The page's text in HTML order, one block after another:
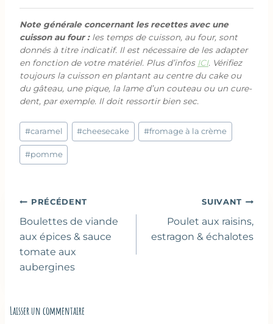
Note générale concernant les recettes avec une
cuisson au four :les temps de cuisson, au four, sont
donnés à titre indicatif. Il est nécessaire de les adapter
en fonction de votre matériel. Plus d’infos ICI. Vérifiez
toujours la cuisson en plantant au centre du cake ou
du gâteau, une pique, la lame d’un couteau ou un cure-
dent, par exemple. Il doit ressortir bien sec.
Étiquettes
de
la
#caramel #cheesecake #fromage à la crème
#pomme
Navigation
de
l’article
PRÉCÉDENT
Boulettes de viande
aux épices & sauce
tomate aux
aubergines
SUIVANT
Poulet aux raisins,
estragon & échalotes
Laisser un commentaire